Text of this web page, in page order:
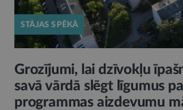
STĀJAS SPĒKĀ
Grozījumi, lai dzīvokļu
savā vārdā slēgt līgumus
programmas aizdevumu